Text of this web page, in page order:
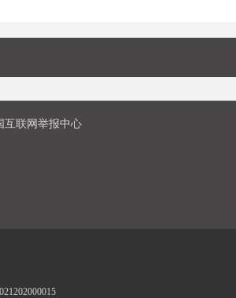
互联网举报中心